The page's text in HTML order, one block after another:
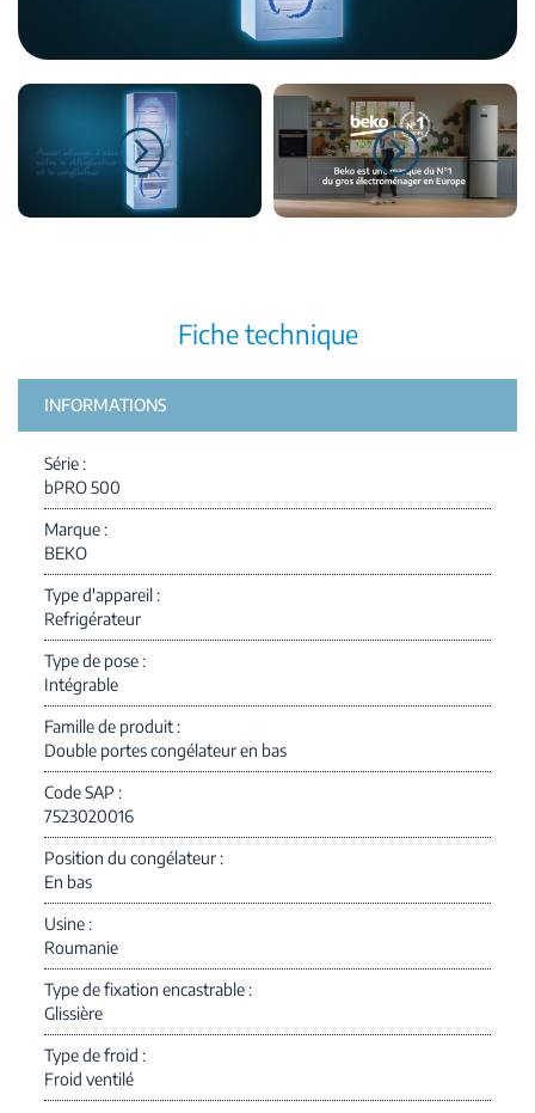
Fiche technique
INFORMATIONS
Série
bPRO 500
Marque
BEKO
Type d'appareil
Refrigérateur
Type de pose
Intégrable
Famille de produit
Double portes congélateur en bas
Code SAP
7523020016
Position du congélateur
En bas
Usine
Roumanie
Type de fixation encastrable
Glissière
Type de froid
Froid ventilé